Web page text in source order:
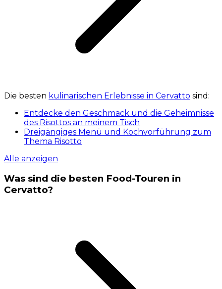
Die besten kulinarischen Erlebnisse in Cervatto sind:
Entdecke den Geschmack und die Geheimnisse
des Risottos an meinem Tisch
Dreigängiges Menü und Kochvorführung zum
Thema Risotto
Alle anzeigen
Was sind die besten Food-Touren in
Cervatto?